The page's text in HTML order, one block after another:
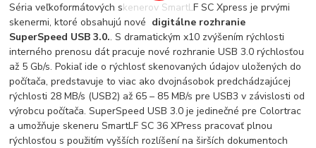
Séria veľkoformátových skenerov SmartLF SC Xpress je prvými
skenermi, ktoré obsahujú nové digitálne rozhranie
SuperSpeed ​​USB 3.0.. S dramatickým x10 zvýšením rýchlosti
interného prenosu dát pracuje nové rozhranie USB 3.0 rýchlosťou
až 5 Gb/s. Pokiaľ ide o rýchlosť skenovaných údajov uložených do
počítača, predstavuje to viac ako dvojnásobok predchádzajúcej
rýchlosti 28 MB/s (USB2) až 65 – 85 MB/s pre USB3 v závislosti od
výrobcu počítača. SuperSpeed ​​USB 3.0 je jedinečné pre Colortrac
a umožňuje skeneru SmartLF SC 36 XPress pracovať plnou
rýchlosťou s použitím vyšších rozlíšení na širších dokumentoch